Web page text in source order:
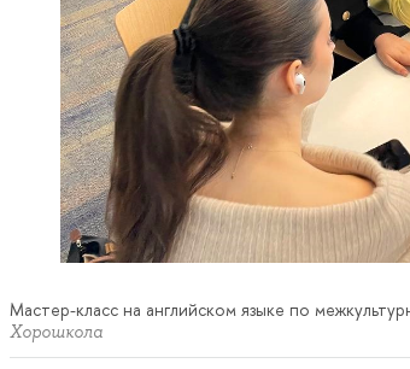
Мастер-класс на английском языке по
Хорошкола